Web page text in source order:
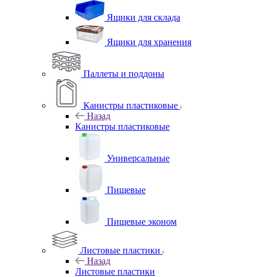
Ящики для склада
Ящики для хранения
Паллеты и поддоны
Канистры пластиковые
Назад
Канистры пластиковые
Универсальные
Пищевые
Пищевые эконом
Листовые пластики
Назад
Листовые пластики